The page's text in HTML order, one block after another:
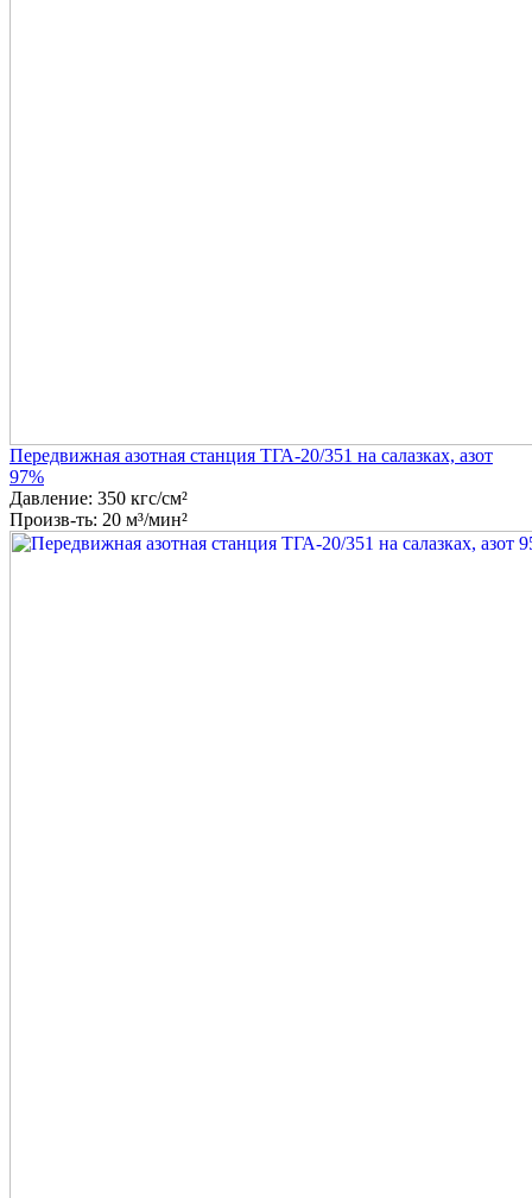
Передвижная азотная станция ТГА-20/351 на салазках, азот
97%
Давление: 350 кгс/см²
Произв-ть: 20 м³/мин²